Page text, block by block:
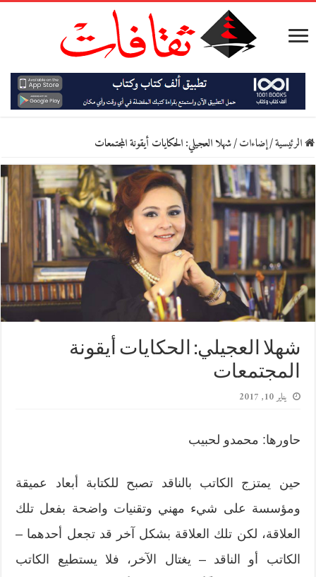
الرئيسية/إضاءات/شهلا العجيلي: الحكايات أيقونة المجتمعات
شهلا العجيلي: الحكايات أيقونة
المجتمعات
يناير 10, 2017
حاورها: محمدو لحبيب
حين يمتزج الكاتب بالناقد تصبح للكتابة أبعاد عميقة
ومؤسسة على شيء مهني وتقنيات واضحة بفعل تلك
العلاقة، لكن تلك العلاقة بشكل آخر قد تجعل أحدهما –
الكاتب أو الناقد – يغتال الآخر، فلا يستطيع الكاتب